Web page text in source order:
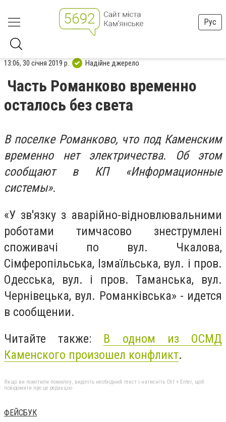
Рус
13:06, 30 січня 2019 р. Надійне джерело
Часть Романково временно
осталось без света
В поселке Романково, что под Каменским
временно нет электричества. Об этом
сообщают в КП «Информационные
системы».
«У зв'язку з аварійно-відновлювальними
роботами тимчасово знеструмлені
споживачі по вул. Чкалова,
Сімферопільська, Ізмаїльська, вул. і пров.
Одесська, вул. і пров. Таманська, вул.
Чернівецька, вул. Романківська» - идется
в сообщении.
Читайте также: В одном из ОСМД
Каменского произошел конфликт.
Якщо ви помітили помилку, виділіть необхідний текст і натисніть Ctrl + Enter, щоб
повідомити про це редакцію
ФЕЙСБУК